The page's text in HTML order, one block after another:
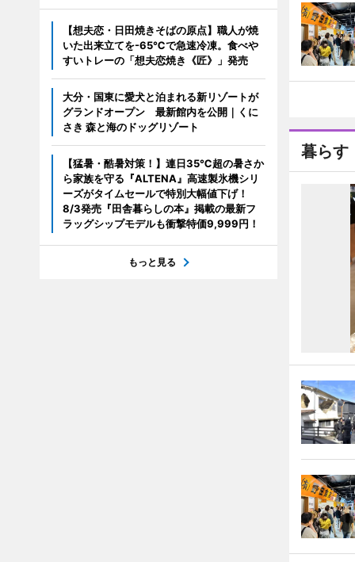
暮らす
【想夫恋・日田焼きそばの原点】職人が焼
いた出来立てを-65℃で急速冷凍。食べや
すいトレーの「想夫恋焼き《匠》」発売
大分・国東に愛犬と泊まれる新リゾートが
グランドオープン 最新館内を公開｜くに
さき 森と海のドッグリゾート
【猛暑・酷暑対策！】連日35℃超の暑さか
ら家族を守る『ALTENA』高速製氷機シリ
ーズがタイムセールで特別大幅値下げ！
8/3発売『田舎暮らしの本』掲載の最新フ
ラッグシップモデルも衝撃特価9,999円！
もっと見る